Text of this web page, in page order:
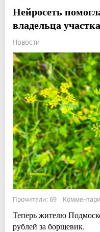
Нейросеть
владельца участка
Новости
Прочитали: 69
Теперь жителю
рублей за борщевик.